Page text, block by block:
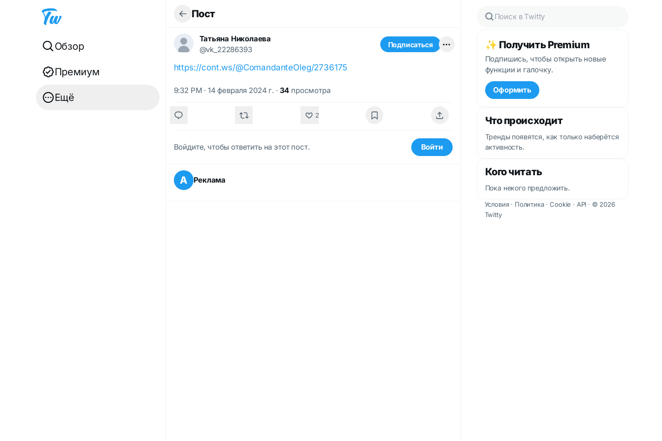
Обзор
Премиум
Ещё
Пост
Татьяна Николаева
@vk_22286393
Подписаться
https://cont.ws/@ComandanteOleg/2736175
9:32 PM · 14 февраля 2024 г. · 34 просмотра
2
Войдите, чтобы ответить на этот пост. Войти
А Реклама
✨ Получить Premium
Подпишись, чтобы открыть новые
функции и галочку.
Оформить
Что происходит
Тренды появятся, как только наберётся
активность.
Кого читать
Пока некого предложить.
Условия· Политика·Cookie · API · © 2026
Twitty